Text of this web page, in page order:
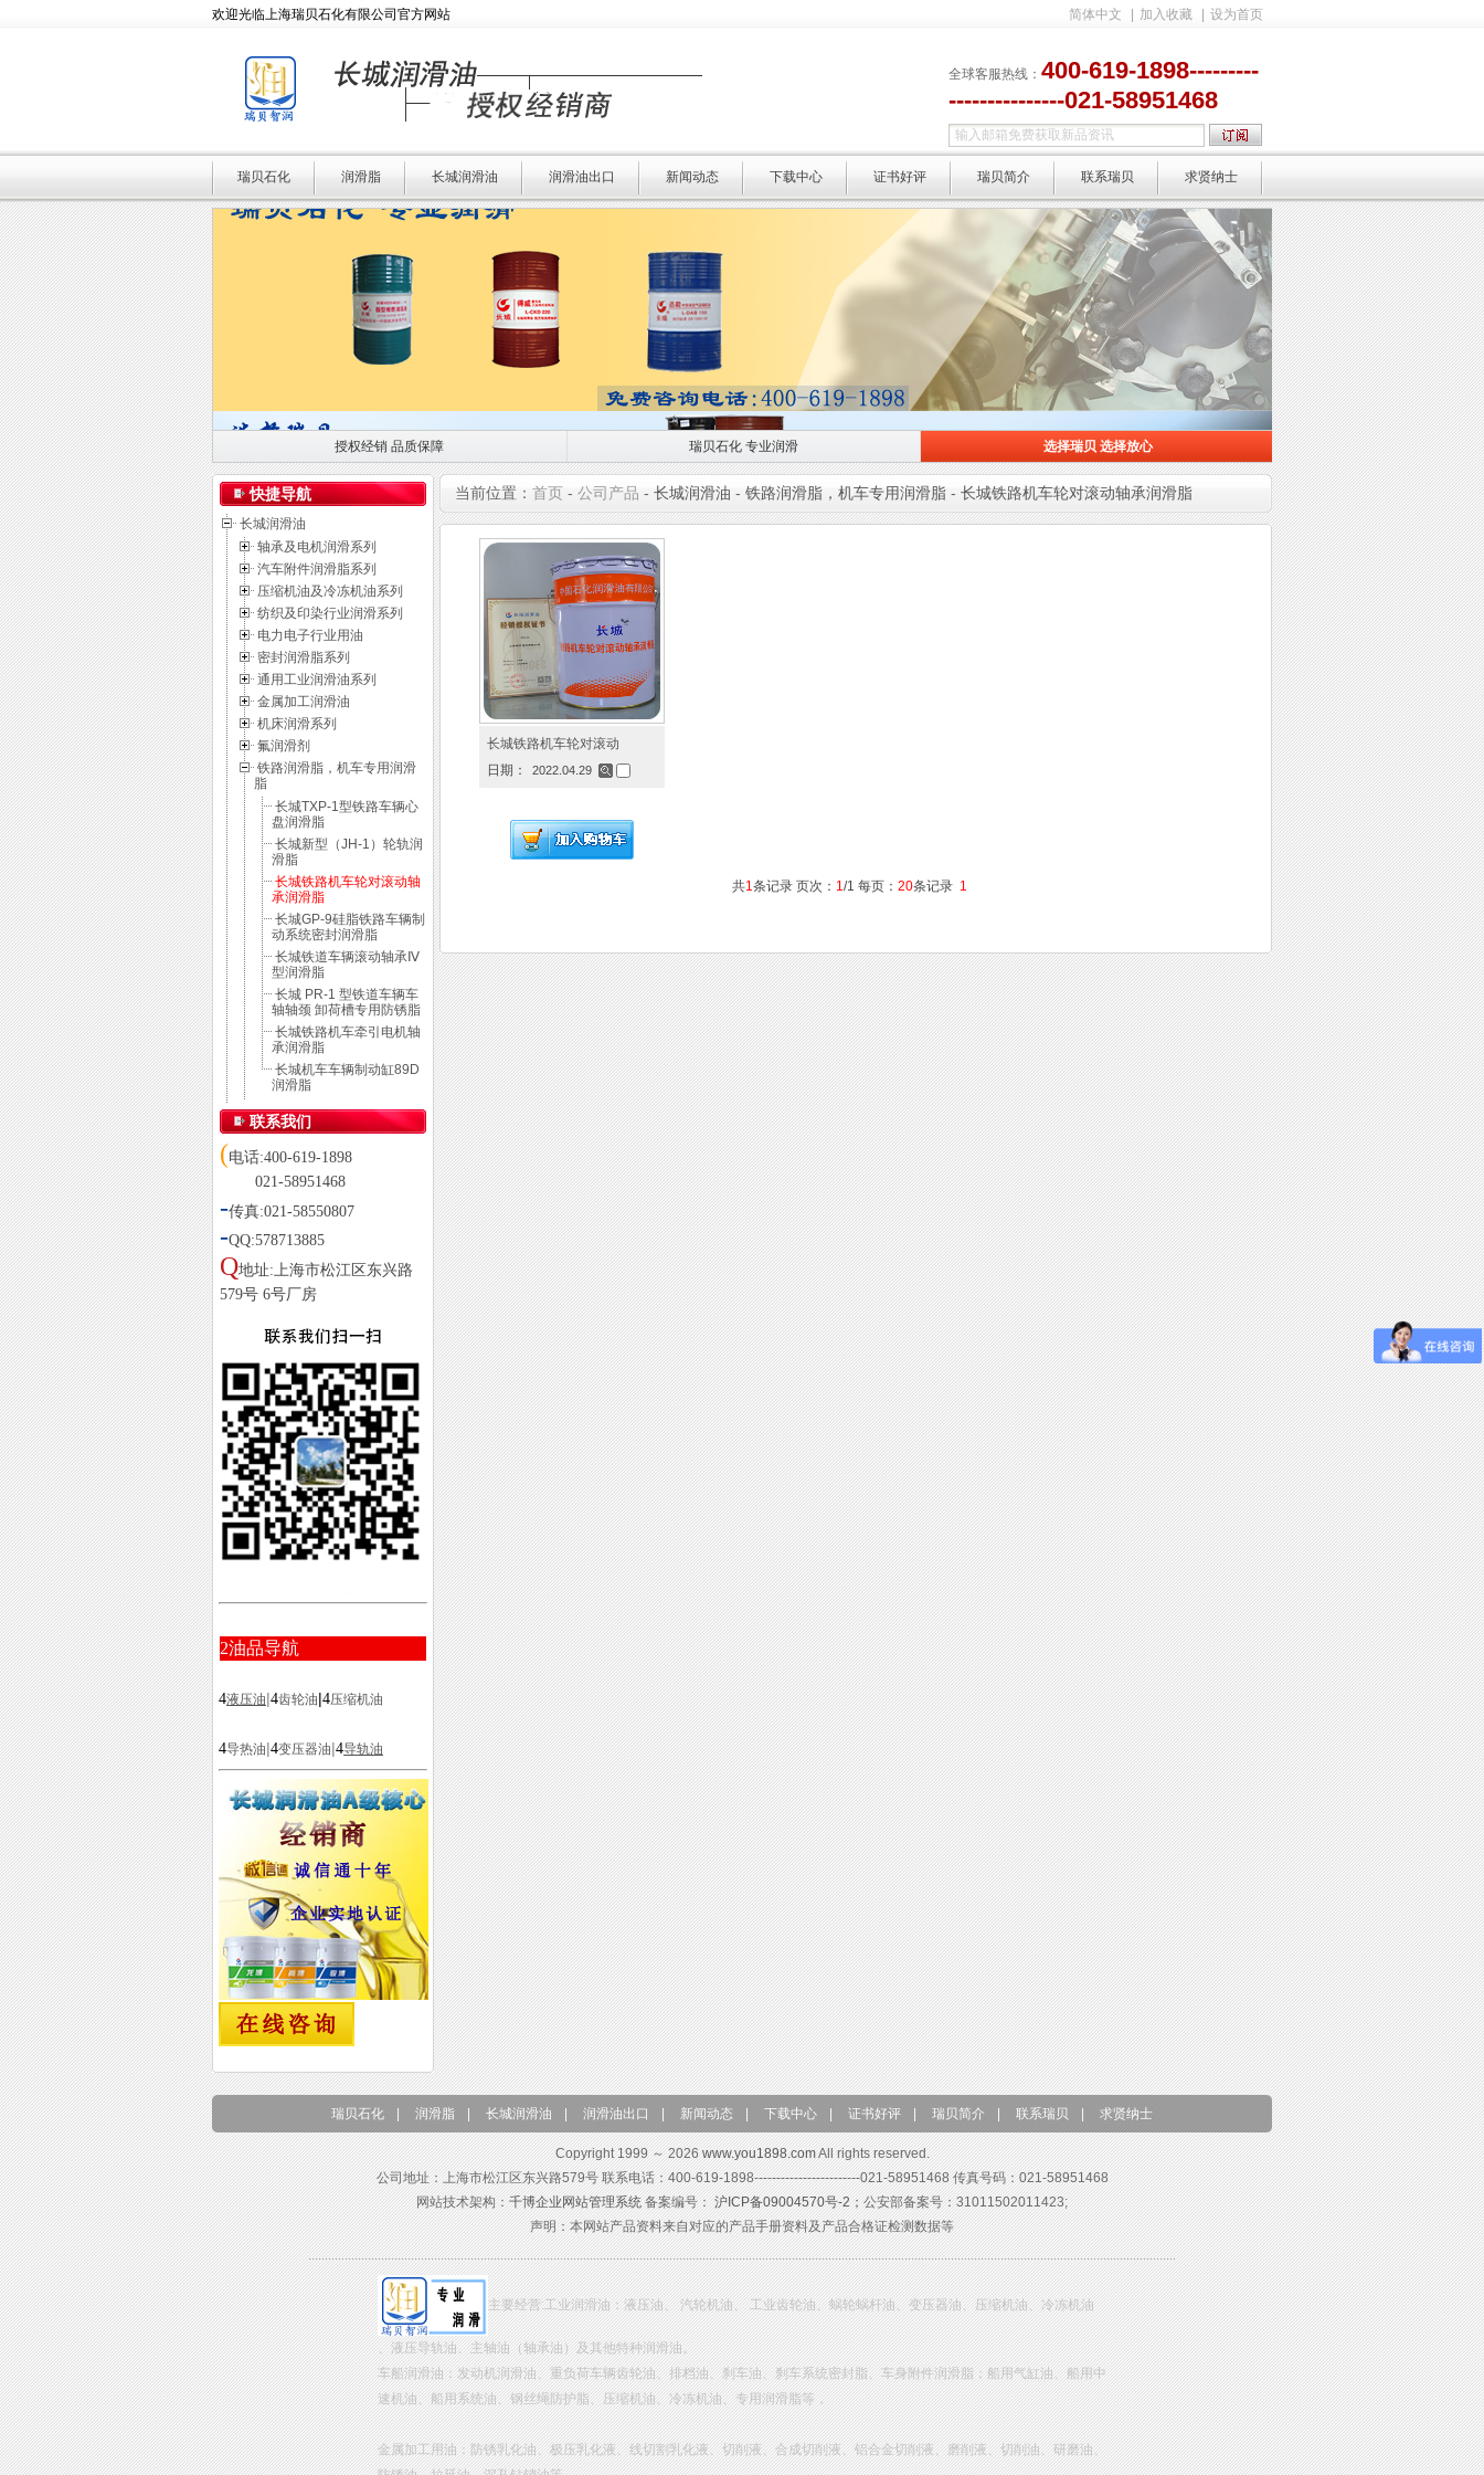
简体中文 加入收藏 设为首页
欢迎光临上海瑞贝石化有限公司官方网站
全球客服热线： 400-619-1898---------
---------------021-58951468
瑞贝石化 润滑脂 长城润滑油 润滑油出口 新闻动态 下载中心 证书好评 瑞贝简介 联系瑞贝 求贤纳士
授权经销 品质保障
授权经销 品质保障
瑞贝石化 专业润滑
瑞贝石化 专业润滑
选择瑞贝 选择放心
选择瑞贝 选择放心
快捷导航
长城润滑油
轴承及电机润滑系列
汽车附件润滑脂系列
压缩机油及冷冻机油系列
纺织及印染行业润滑系列
电力电子行业用油
密封润滑脂系列
通用工业润滑油系列
金属加工润滑油
机床润滑系列
氟润滑剂
铁路润滑脂，机车专用润滑
脂
长城TXP-1型铁路车辆心
盘润滑脂
长城新型（JH-1）轮轨润
滑脂
长城铁路机车轮对滚动轴
承润滑脂
长城GP-9硅脂铁路车辆制
动系统密封润滑脂
长城铁道车辆滚动轴承Ⅳ
型润滑脂
长城 PR-1 型铁道车辆车
轴轴颈 卸荷槽专用防锈脂
长城铁路机车牵引电机轴
承润滑脂
长城机车车辆制动缸89D
润滑脂
联系我们
(电话:400-619-1898
021-58951468
-传真:021-58550807
-QQ:578713885
Q地址:上海市松江区东兴路
579号 6号厂房
2油品导航
4液压油|4齿轮油|4压缩机油
4导热油|4变压器油|4导轨油
当前位置： 首页 - 公司产品 - 长城润滑油 - 铁路润滑脂，机车专用润滑脂 - 长城铁路机车轮对滚动轴承润滑脂
长城铁路机车轮对滚动
日期：
2022.04.29
共1条记录 页次： 1/1 每页： 20条记录 1
瑞贝石化 润滑脂 长城润滑油 润滑油出口 新闻动态 下载中心 证书好评 瑞贝简介 联系瑞贝 求贤纳士
Copyright 1999 ～ 2026www.you1898.comAll rights reserved.
公司地址：上海市松江区东兴路579号 联系电话：400-619-1898------------------------021-58951468 传真号码：021-58951468
网站技术架构：千博企业网站管理系统备案编号：沪ICP备09004570号-2；公安部备案号：31011502011423;
声明：本网站产品资料来自对应的产品手册资料及产品合格证检测数据等
主要经营:工业润滑油：液压油、 汽轮机油、 工业齿轮油、蜗轮蜗杆油、变压器油、压缩机油、冷冻机油
、液压导轨油、主轴油（轴承油）及其他特种润滑油。
车船润滑油：发动机润滑油、重负荷车辆齿轮油、排档油、刹车油、刹车系统密封脂、车身附件润滑脂；船用气缸油、船用中
速机油、船用系统油、钢丝绳防护脂、压缩机油、冷冻机油、专用润滑脂等，
金属加工用油：防锈乳化油、极压乳化液、线切割乳化液、切削液、合成切削液、铝合金切削液、磨削液、切削油、研磨油、